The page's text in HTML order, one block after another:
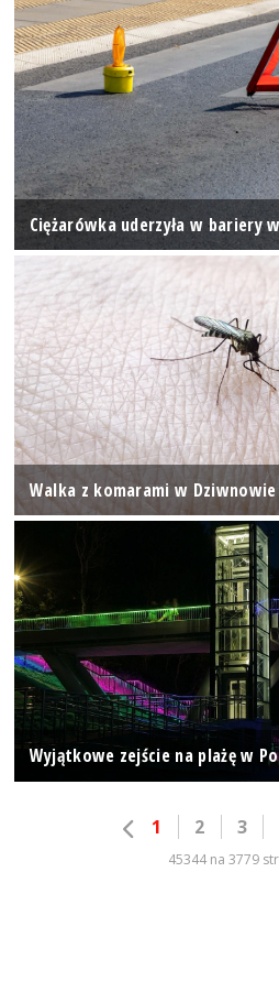
Ciężarówka uderzyła w bariery
Walka z komarami w Dziwnowie
Wyjątkowe zejście na plażę w
1 2 3
45344 na 3779